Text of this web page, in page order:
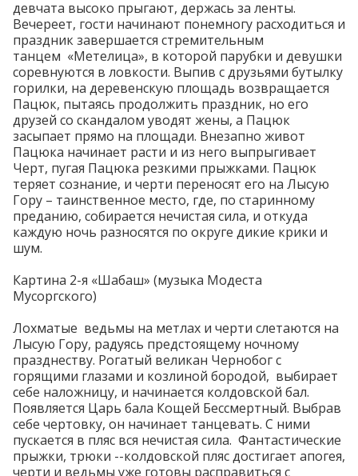
девчата высоко прыгают, держась за ленты.
Вечереет, гости начинают понемногу расходиться и
праздник завершается стремительным
танцем «Метелица», в которой парубки и девушки
соревнуются в ловкости. Выпив с друзьями бутылку
горилки, на деревенскую площадь возвращается
Пацюк, пытаясь продолжить праздник, но его
друзей со скандалом уводят жены, а Пацюк
засыпает прямо на площади. Внезапно живот
Пацюка начинает расти и из него выпрыгивает
Черт, пугая Пацюка резкими прыжками. Пацюк
теряет сознание, и черти переносят его на Лысую
Гору – таинственное место, где, по старинному
преданию, собирается нечистая сила, и откуда
каждую ночь разносятся по округе дикие крики и
шум.
Картина 2-я «Шабаш» (музыка Модеста
Мусоргского)
Лохматые ведьмы на метлах и черти слетаются на
Лысую Гору, радуясь предстоящему ночному
празднеству. Рогатый великан Чернобог с
горящими глазами и козлиной бородой, выбирает
себе наложницу, и начинается колдовской бал.
Появляется Царь бала Кощей Бессмертный. Выбрав
себе чертовку, он начинает танцевать. С ними
пускается в пляс вся нечистая сила. Фантастические
прыжки, трюки --колдовской пляс достигает апогея,
черти и ведьмы уже готовы расправиться с